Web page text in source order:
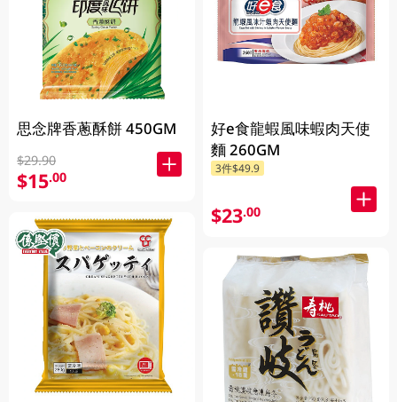
思念牌香蔥酥餅 450GM
$29.90
$15.00
好e食龍蝦風味蝦肉天使
麵 260GM
3件$49.9
$23.00